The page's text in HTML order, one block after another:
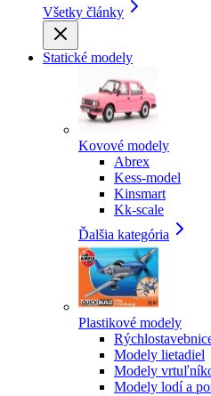
Všetky články
Statické modely
Kovové modely
Abrex
Kess-model
Kinsmart
Kk-scale
Ďalšia kategória
Plastikové modely
Modely lietadiel
Modely
Modely lodí a